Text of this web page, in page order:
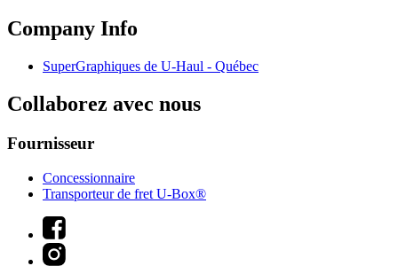
Company Info
SuperGraphiques de U-Haul - Québec
Collaborez avec nous
Fournisseur
Concessionnaire
Transporteur de fret U-Box®